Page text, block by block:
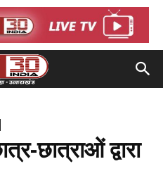
छात्राओं द्वारा